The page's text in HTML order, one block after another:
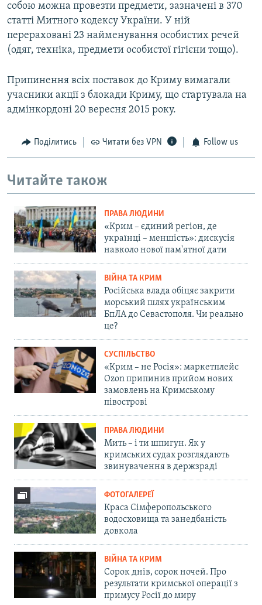
собою можна провезти предмети, зазначені в 370
статті Митного кодексу України. У ній
перераховані 23 найменування особистих речей
(одяг, техніка, предмети особистої гігієни тощо).
Припинення всіх поставок до Криму вимагали
учасники акції з блокади Криму, що стартувала на
адмінкордоні 20 вересня 2015 року.
Поділитись Читати без VPN Follow us
Читайте також
ПРАВА ЛЮДИНИ
«Крим – єдиний регіон, де
українці – меншість»: дискусія
навколо нової пам'ятної дати
ВІЙНА ТА КРИМ
Російська влада обіцяє закрити
морський шлях українським
БпЛА до Севастополя. Чи реально
це?
СУСПІЛЬСТВО
«Крим – не Росія»: маркетплейс
Ozon припинив прийом нових
замовлень на Кримському
півострові
ПРАВА ЛЮДИНИ
Мить – і ти шпигун. Як у
кримських судах розглядають
звинувачення в держзраді
ФОТОГАЛЕРЕЇ
Краса Сімферопольського
водосховища та занедбаність
довкола
ВІЙНА ТА КРИМ
Сорок днів, сорок ночей. Про
результати кримської операції з
примусу Росії до миру